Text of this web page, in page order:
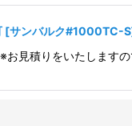
[サンバルク#1000TC-S
見積りをいたしま